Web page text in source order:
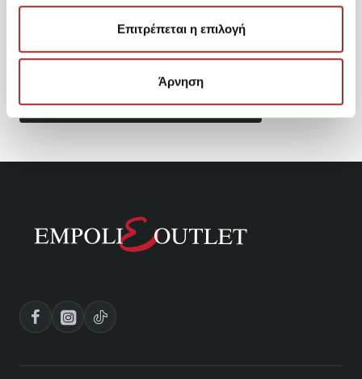
Επιτρέπεται η επιλογή
Άρνηση
Είδατε Πρόσφατα Δημοφιλή Προϊόντα
ADIDAS ORIGINALS IM4490